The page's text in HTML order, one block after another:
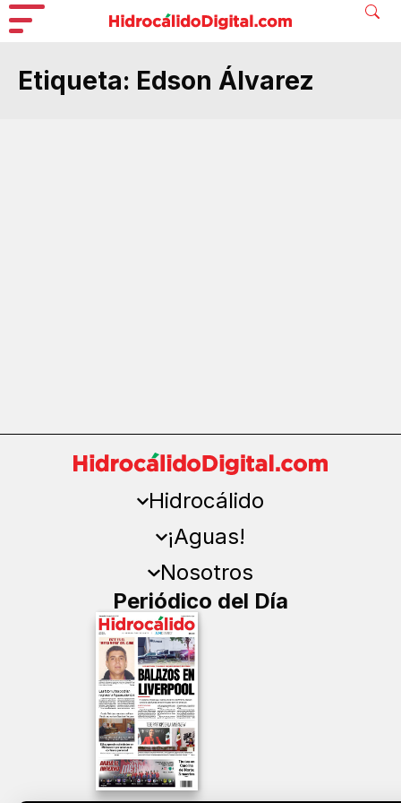
Etiqueta: Edson Álvarez
Hidrocálido
¡Aguas!
Nosotros
Periódico del Día